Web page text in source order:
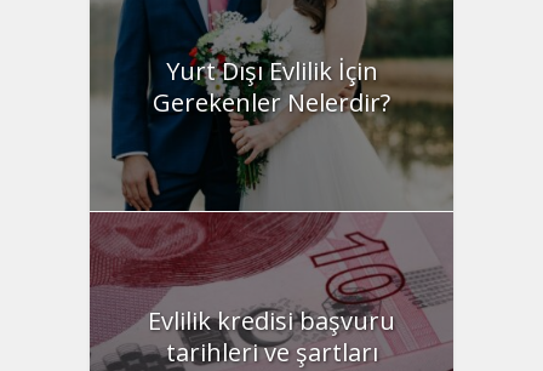
Yurt Dışı Evlilik İçin
Gerekenler Nelerdir?
Evlilik kredisi başvuru
tarihleri ve şartları